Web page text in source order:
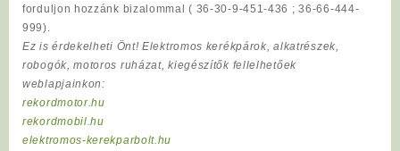
forduljon hozzánk bizalommal ( 36-30-9-451-436 ; 36-66-444-
999).
Ez is érdekelheti Önt! Elektromos kerékpárok, alkatrészek,
robogók, motoros ruházat, kiegészítők fellelhetőek
weblapjainkon:
rekordmotor.hu
rekordmobil.hu
elektromos-kerekparbolt.hu